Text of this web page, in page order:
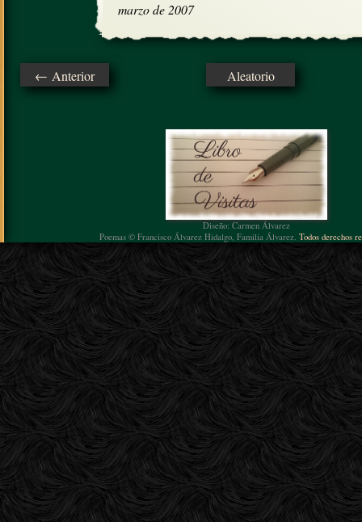
marzo de 2007
← Anterior Aleatorio
Diseño: Carmen Álvarez
Poemas © Francisco Álvarez Hidalgo, Familia Álvarez. Todos derechos